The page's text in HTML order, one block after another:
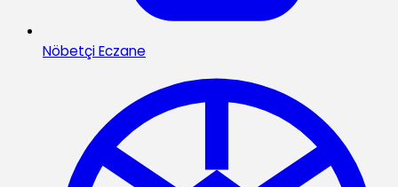
Nöbetçi Eczane